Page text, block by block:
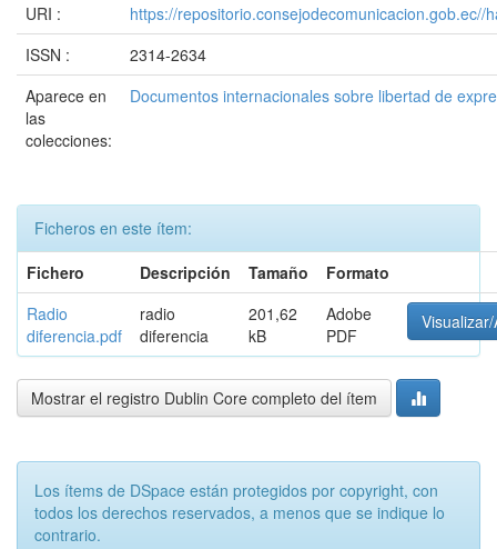
URI :
https://repositorio.consejodecomunicacion.gob.ec//
ISSN :
2314-2634
Aparece en
las
colecciones:
Documentos internacionales sobre libertad de
Ficheros en este ítem:
Fichero
Descripción Tamaño
Formato
Radio
diferencia.pdf
radio
diferencia
201,62
kB
Adobe
PDF
Mostrar el registro Dublin Core completo del ítem
Los ítems de DSpace están protegidos por copyright, con
todos los derechos reservados, a menos que se indique lo
contrario.